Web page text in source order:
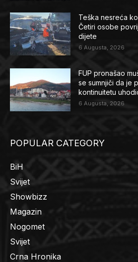
Teška nesreća
Četiri osobe
dijete
6 Augusta, 2026
FUP pronašao
se sumnjiči da je
kontinuitetu
6 Augusta, 2026
POPULAR CATEGORY
BiH
Svijet
Showbizz
Magazin
Nogomet
Svijet
Crna Hronika